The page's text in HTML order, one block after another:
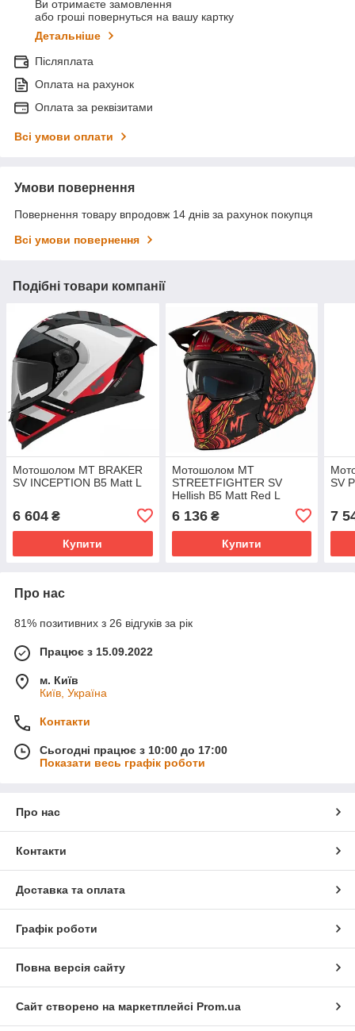
Ви отримаєте замовлення
або гроші повернуться на вашу картку
Детальніше
Післяплата
Оплата на рахунок
Оплата за реквізитами
Всі умови оплати
Умови повернення
Повернення товару впродовж 14 днів за рахунок покупця
Всі умови повернення
Подібні товари компанії
Мотошолом MT BRAKER
SV INCEPTION B5 Matt L
6 604 ₴
Купити
Мотошолом MT
STREETFIGHTER SV
Hellish B5 Matt Red L
6 136₴
Купити
SV
7
Про нас
81% позитивних з 26 відгуків за рік
Працює з 15.09.2022
м. Київ
Київ, Україна
Контакти
Сьогодні працює з 10:00 до 17:00
Показати весь графік роботи
Про нас
Контакти
Доставка та оплата
Графік роботи
Повна версія сайту
Сайт створено на маркетплейсі Prom.ua